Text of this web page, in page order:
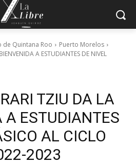
de Quintana Roo
Puerto Morelos
A ESTUDIANTES DE NIVEL
TZIU DA LA
A ESTUDIANTES
AL CICLO
2023